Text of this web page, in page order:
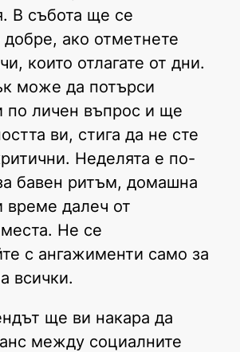
В събота ще се
добре, ако отметнете
които отлагате от дни.
може да потърси
по личен въпрос и ще
ви, стига да не сте
Неделята е по-
бавен ритъм, домашна
време далеч от
Не се
с ангажименти само за
всички.
ще ви накара да
между социалните